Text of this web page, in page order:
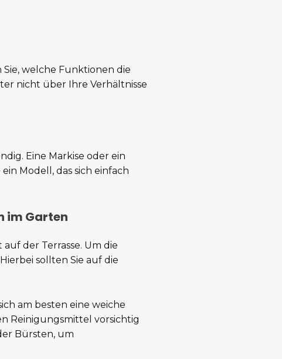
welche Funktionen die
nicht über Ihre Verhältnisse
Eine Markise oder ein
Modell, das sich einfach
im Garten
der Terrasse. Um die
sollten Sie auf die
am besten eine weiche
Reinigungsmittel vorsichtig
Bürsten, um